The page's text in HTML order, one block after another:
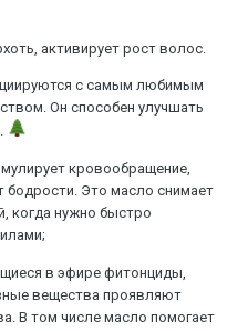
активирует рост волос.
с самым любимым
Он способен улучшать
кровообращение,
бодрости. Это масло снимает
когда нужно быстро
в эфире фитонциды,
вещества проявляют
В том числе масло помогает